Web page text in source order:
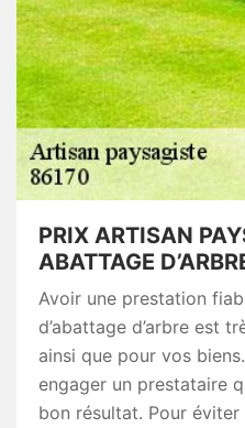
PRIX ARTISAN
ABATTAGE
Avoir une prestation
d’abattage d’arbre est
ainsi que pour vos
engager un prestataire
bon résultat. Pour